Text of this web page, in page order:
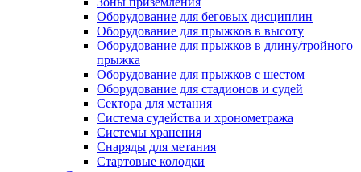
Оборудование для беговых дисциплин
Оборудование для прыжков в высоту
Оборудование для прыжков в длину/тройного
прыжка
Оборудование для прыжков с шестом
Оборудование для стадионов и судей
Сектора для метания
Система судейства и хронометража
Системы хранения
Снаряды для метания
Стартовые колодки